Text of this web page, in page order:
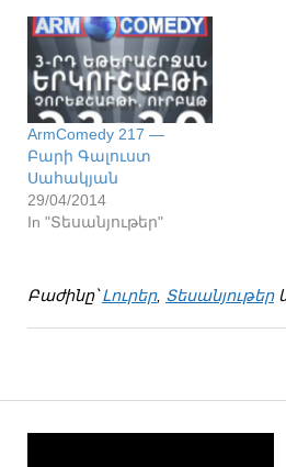
ArmComedy 217 —
Բարի Գալուստ
Սահակյան
29/04/2014
In "Տեսանյութեր"
Բաժինը՝Լուրեր, Տեսանյութեր